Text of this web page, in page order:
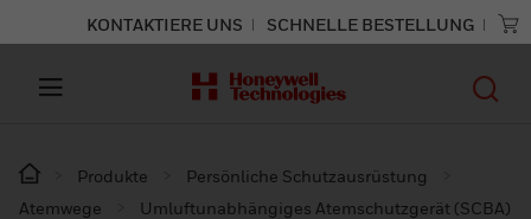
KONTAKTIERE UNS SCHNELLE BESTELLUNG
Produkte
Persönliche Schutzausrüstung
Atemwege
Umluftunabhängiges Atemschutzgerät (SCBA)